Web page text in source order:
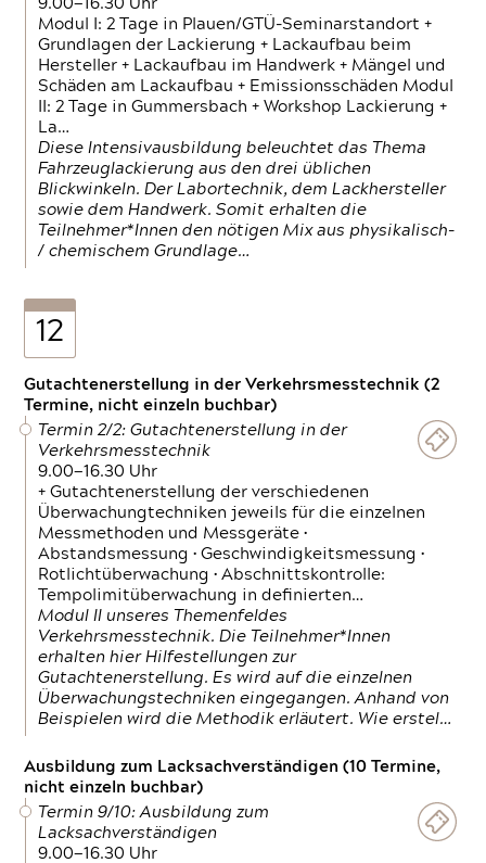
9.00—16.30 Uhr
Modul I: 2 Tage in Plauen/GTÜ-Seminarstandort +
Grundlagen der Lackierung + Lackaufbau beim
Hersteller + Lackaufbau im Handwerk + Mängel und
Schäden am Lackaufbau + Emissionsschäden Modul
II: 2 Tage in Gummersbach + Workshop Lackierung +
La…
Diese Intensivausbildung beleuchtet das Thema
Fahrzeuglackierung aus den drei üblichen
Blickwinkeln. Der Labortechnik, dem Lackhersteller
sowie dem Handwerk. Somit erhalten die
Teilnehmer*Innen den nötigen Mix aus physikalisch-
/ chemischem Grundlage…
12
Gutachtenerstellung in der Verkehrsmesstechnik (2
Termine, nicht einzeln buchbar)
Termin 2/2: Gutachtenerstellung in der
Verkehrsmesstechnik
9.00—16.30 Uhr
+ Gutachtenerstellung der verschiedenen
Überwachungtechniken jeweils für die einzelnen
Messmethoden und Messgeräte •
Abstandsmessung • Geschwindigkeitsmessung •
Rotlichtüberwachung • Abschnittskontrolle:
Tempolimitüberwachung in definierten…
Modul II unseres Themenfeldes
Verkehrsmesstechnik. Die Teilnehmer*Innen
erhalten hier Hilfestellungen zur
Gutachtenerstellung. Es wird auf die einzelnen
Überwachungstechniken eingegangen. Anhand von
Beispielen wird die Methodik erläutert. Wie erstel…
Ausbildung zum Lacksachverständigen (10 Termine,
nicht einzeln buchbar)
Termin 9/10: Ausbildung zum
Lacksachverständigen
9.00—16.30 Uhr